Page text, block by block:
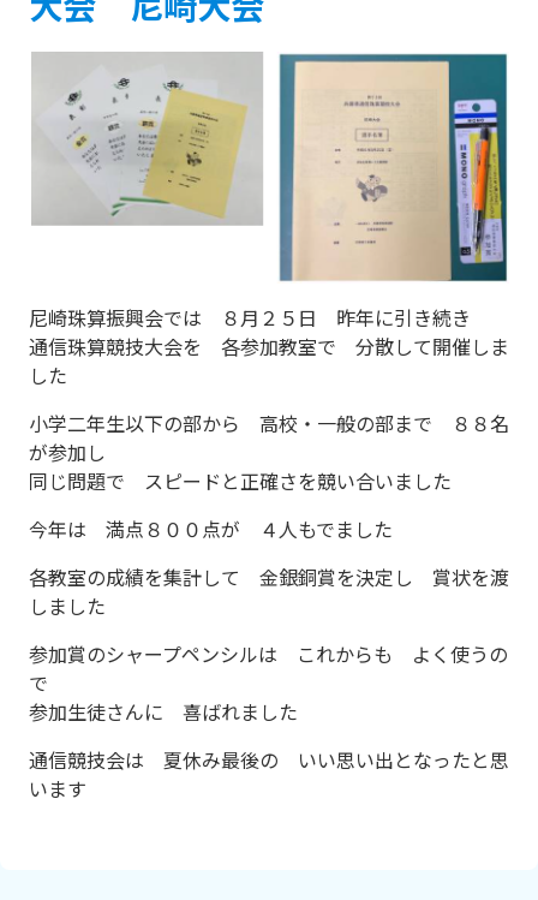
尼崎珠算振興会では ８月２５日 昨年に引き続き
通信珠算競技大会を 各参加教室で 分散して開催しま
した
小学二年生以下の部から 高校・一般の部まで ８８名
が参加し
同じ問題で スピードと正確さを競い合いました
今年は 満点８００点が ４人もでました
各教室の成績を集計して 金銀銅賞を決定し 賞状を渡
しました
参加賞のシャープペンシルは これからも よく使うの
で
参加生徒さんに 喜ばれました
通信競技会は 夏休み最後の いい思い出となったと思
います